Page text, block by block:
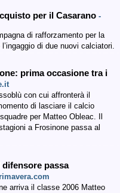
per il Casarano -
di rafforzamento per la
di due nuovi calciatori.
prima occasione tra i
con cui affronterà il
di lasciare il calcio
per Matteo Obleac. Il
a Frosinone passa al
passa
arriva il classe 2006 Matteo